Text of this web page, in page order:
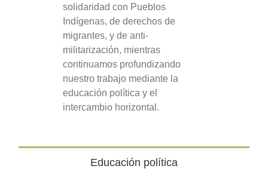
solidaridad con Pueblos
Indígenas, de derechos de
migrantes, y de anti-
militarización, mientras
continuamos profundizando
nuestro trabajo mediante la
educación política y el
intercambio horizontal.
Educación política